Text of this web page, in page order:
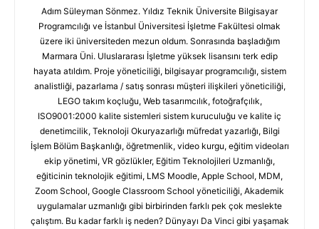
Adım Süleyman Sönmez. Yıldız Teknik Üniversite Bilgisayar
Programcılığı ve İstanbul Üniversitesi İşletme Fakültesi olmak
üzere iki üniversiteden mezun oldum. Sonrasında başladığım
Marmara Üni. Uluslararası İşletme yüksek lisansını terk edip
hayata atıldım. Proje yöneticiliği, bilgisayar programcılığı, sistem
analistliği, pazarlama / satış sonrası müşteri ilişkileri yöneticiliği,
LEGO takım koçluğu, Web tasarımcılık, fotoğrafçılık,
ISO9001:2000 kalite sistemleri sistem kuruculuğu ve kalite iç
denetimcilik, Teknoloji Okuryazarlığı müfredat yazarlığı, Bilgi
İşlem Bölüm Başkanlığı, öğretmenlik, video kurgu, eğitim videoları
ekip yönetimi, VR gözlükler, Eğitim Teknolojileri Uzmanlığı,
eğiticinin teknolojik eğitimi, LMS Moodle, Apple School, MDM,
Zoom School, Google Classroom School yöneticiliği, Akademik
uygulamalar uzmanlığı gibi birbirinden farklı pek çok meslekte
çalıştım. Bu kadar farklı iş neden? Dünyayı Da Vinci gibi yaşamak